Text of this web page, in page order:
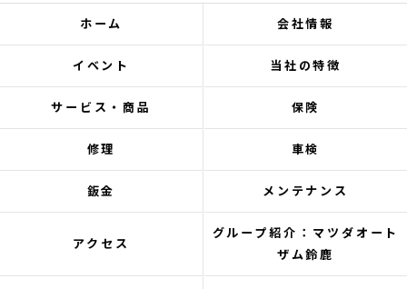
ホーム 会社情報
イベント 当社の特徴
サービス・商品 保険
修理 車検
鈑金 メンテナンス
アクセス
グループ紹介：マツダオート
ザム鈴鹿